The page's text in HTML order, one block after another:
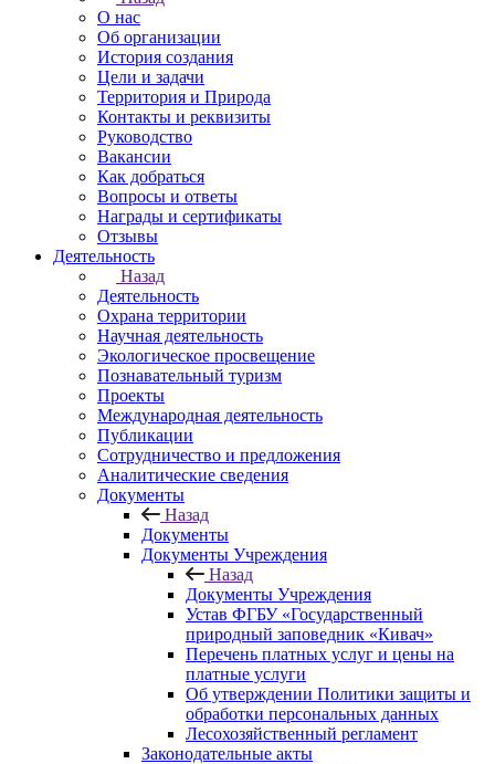
О нас
Об организации
История создания
Цели и задачи
Территория и Природа
Контакты и реквизиты
Руководство
Вакансии
Как добраться
Вопросы и ответы
Награды и сертификаты
Отзывы
Деятельность
Назад
Деятельность
Охрана территории
Научная деятельность
Экологическое просвещение
Познавательный туризм
Проекты
Международная деятельность
Публикации
Сотрудничество и предложения
Аналитические сведения
Документы
Назад
Документы
Документы Учреждения
Назад
Документы Учреждения
Устав ФГБУ «Государственный
природный заповедник «Кивач»
Перечень платных услуг и цены на
платные услуги
Об утверждении Политики защиты и
обработки персональных данных
Лесохозяйственный регламент
Законодательные акты